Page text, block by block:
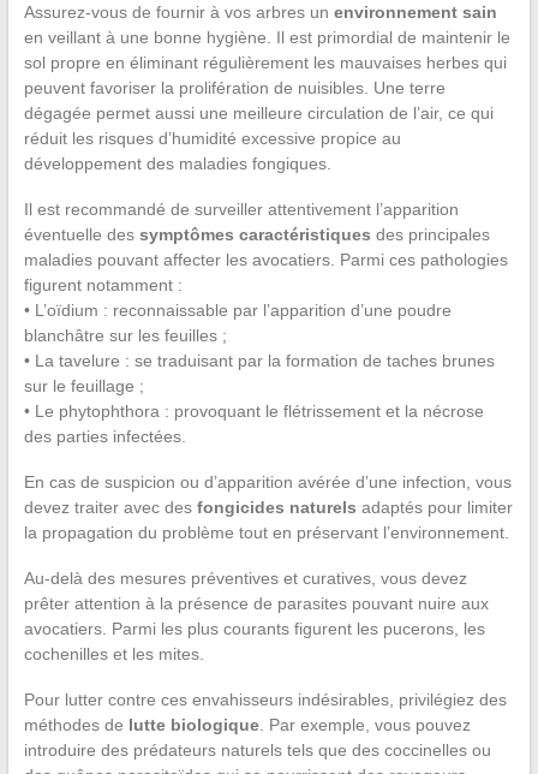
Assurez-vous de fournir à vos arbres un environnement sain
en veillant à une bonne hygiène. Il est primordial de maintenir le
sol propre en éliminant régulièrement les mauvaises herbes qui
peuvent favoriser la prolifération de nuisibles. Une terre
dégagée permet aussi une meilleure circulation de l’air, ce qui
réduit les risques d’humidité excessive propice au
développement des maladies fongiques.
Il est recommandé de surveiller attentivement l’apparition
éventuelle des symptômes caractéristiques des principales
maladies pouvant affecter les avocatiers. Parmi ces pathologies
figurent notamment :
• L’oïdium : reconnaissable par l’apparition d’une poudre
blanchâtre sur les feuilles ;
• La tavelure : se traduisant par la formation de taches brunes
sur le feuillage ;
• Le phytophthora : provoquant le flétrissement et la nécrose
des parties infectées.
En cas de suspicion ou d’apparition avérée d’une infection, vous
devez traiter avec des fongicides naturels adaptés pour limiter
la propagation du problème tout en préservant l’environnement.
Au-delà des mesures préventives et curatives, vous devez
prêter attention à la présence de parasites pouvant nuire aux
avocatiers. Parmi les plus courants figurent les pucerons, les
cochenilles et les mites.
Pour lutter contre ces envahisseurs indésirables, privilégiez des
méthodes de lutte biologique. Par exemple, vous pouvez
introduire des prédateurs naturels tels que des coccinelles ou